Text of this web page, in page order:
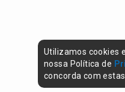
Utilizamos cookies
nossa Política de
concorda com